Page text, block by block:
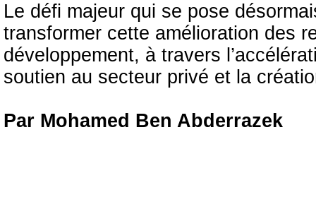
Le défi majeur qui se pose
transformer cette amélioration des
développement, à travers
soutien au secteur privé et la
Par Mohamed Ben Abderrazek